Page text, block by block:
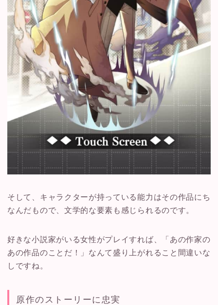
そして、キャラクターが持っている能力はその作品にち
なんだもので、文学的な要素も感じられるのです。
好きな小説家がいる女性がプレイすれば、「あの作家の
あの作品のことだ！」なんて盛り上がれること間違いな
しですね。
原作のストーリーに忠実